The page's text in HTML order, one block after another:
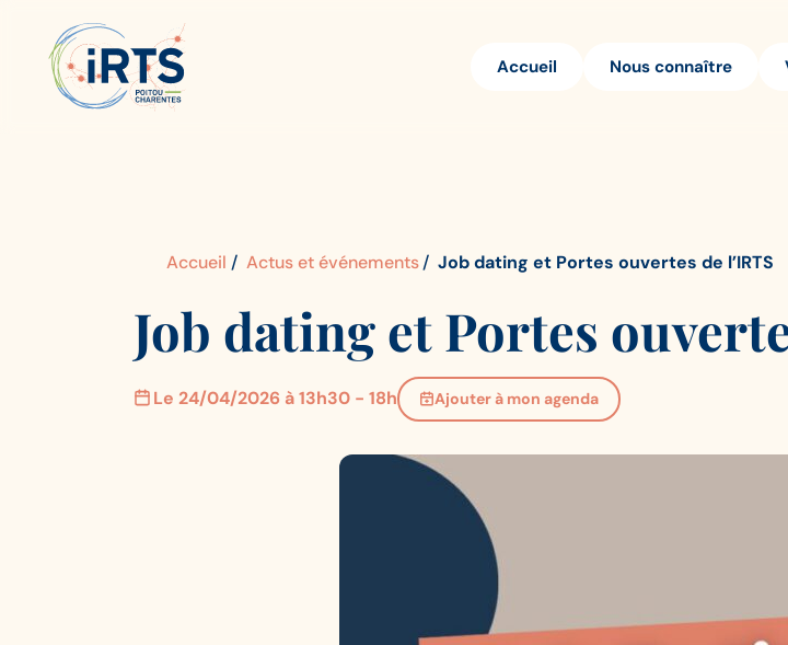
contenu
principal
Poitou-
Charentes
Accueil Nous connaître
Accueil Actus et événements Job dating et Portes ouvertes de l’IRTS
Job dating et Portes
Le 24/04/2026 à 13h30 - 18h Ajouter à mon agenda